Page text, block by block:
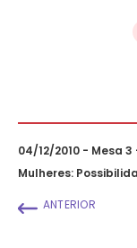
04/12/2010 - Mesa
Mulheres:
ANTERIOR